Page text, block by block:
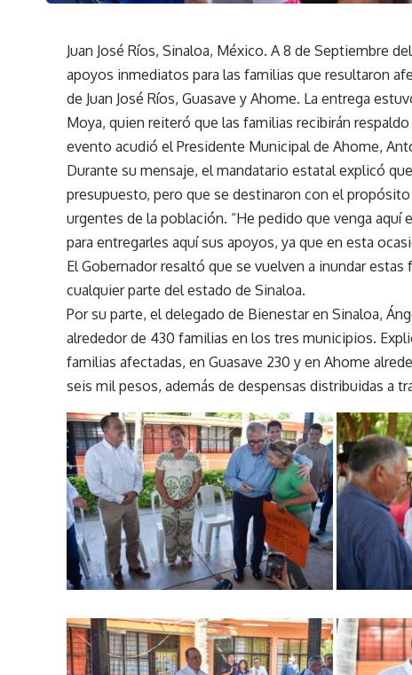
Juan José Ríos, Sinaloa, México. A 8 de Septiembre
apoyos inmediatos para las familias que resultaron
de Juan José Ríos, Guasave y Ahome. La entrega
Moya, quien reiteró que las familias recibirán
evento acudió el Presidente Municipal de Ahome,
Durante su mensaje, el mandatario estatal explicó
presupuesto, pero que se destinaron con el
urgentes de la población. “He pedido que venga aquí
para entregarles aquí sus apoyos, ya que en esta
El Gobernador resaltó que se vuelven a inundar
cualquier parte del estado de Sinaloa.
Por su parte, el delegado de Bienestar en Sinaloa,
alrededor de 430 familias en los tres municipios.
familias afectadas, en Guasave 230 y en Ahome
seis mil pesos, además de despensas distribuidas a